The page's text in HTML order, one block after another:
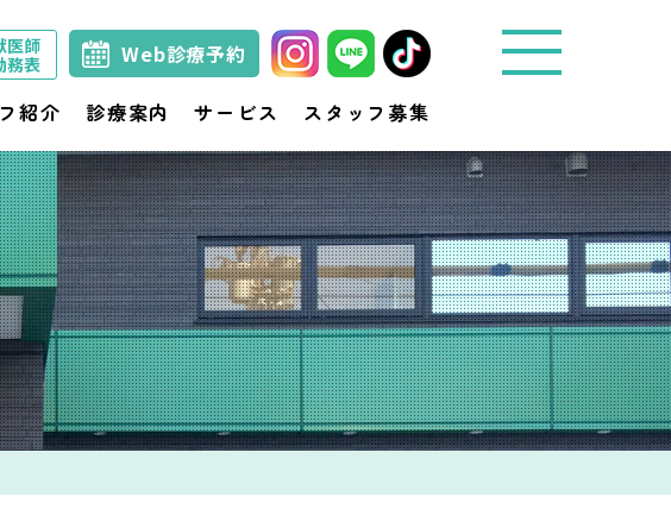
医師
務表
Web診療予約
紹介 診療案内 サービス スタッフ募集
動
物
医
療
セ
ン
タ
ー
き
動